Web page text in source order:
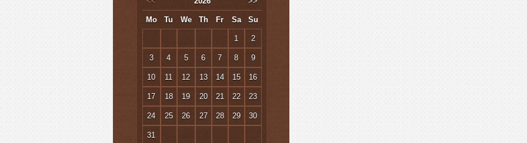
Mo Tu We Th Fr Sa Su
1 2
3 4 5 6 7 8 9
10 11 12 13 14 15 16
17 18 19 20 21 22 23
24 25 26 27 28 29 30
31